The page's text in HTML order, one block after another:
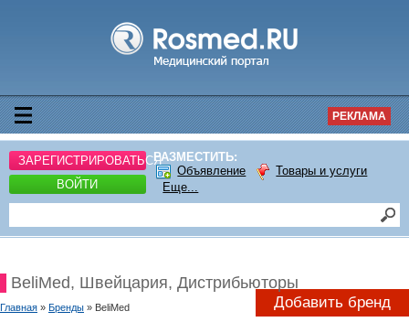
РЕКЛАМА
ЗАРЕГИСТРИРОВАТЬСЯ
ВОЙТИ
РАЗМЕСТИТЬ:
Объявление
Товары и услуги
Еще...
BeliMed, Швейцария, Дистрибьюторы
Главная » Бренды » BeliMed Добавить бренд